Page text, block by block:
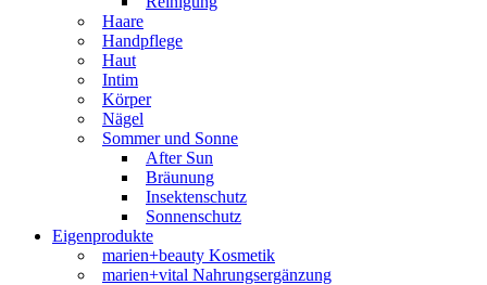
Haare
Handpflege
Haut
Intim
Körper
Nägel
Sommer und Sonne
After Sun
Bräunung
Insektenschutz
Sonnenschutz
Eigenprodukte
marien+beauty Kosmetik
marien+vital Nahrungsergänzung